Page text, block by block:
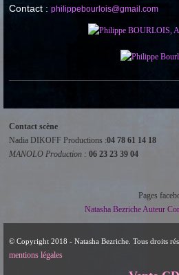
Contact : philippebourlois@gmail.com
Contact scène
Nadia DIKOFF Productions :04 78 61 14 18
MANOLO Production : 06 23 23 39 04
Pages
Natasha Bezriche Auteur
© Copyright 2018 - Natasha Bezriche. Tous droits
mentions légales